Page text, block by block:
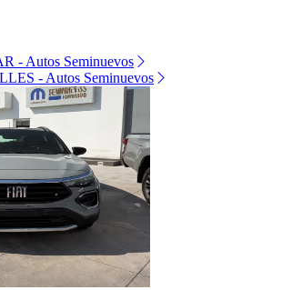
- Autos Seminuevos
- Autos Seminuevos